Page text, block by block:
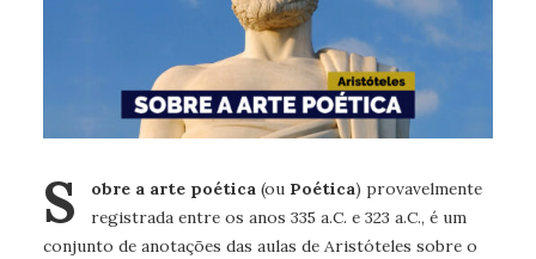
S obre a arte poética(ou Poética) provavelmente
registrada entre os anos 335 a.C. e 323 a.C., é um
conjunto de anotações das aulas de Aristóteles sobre o